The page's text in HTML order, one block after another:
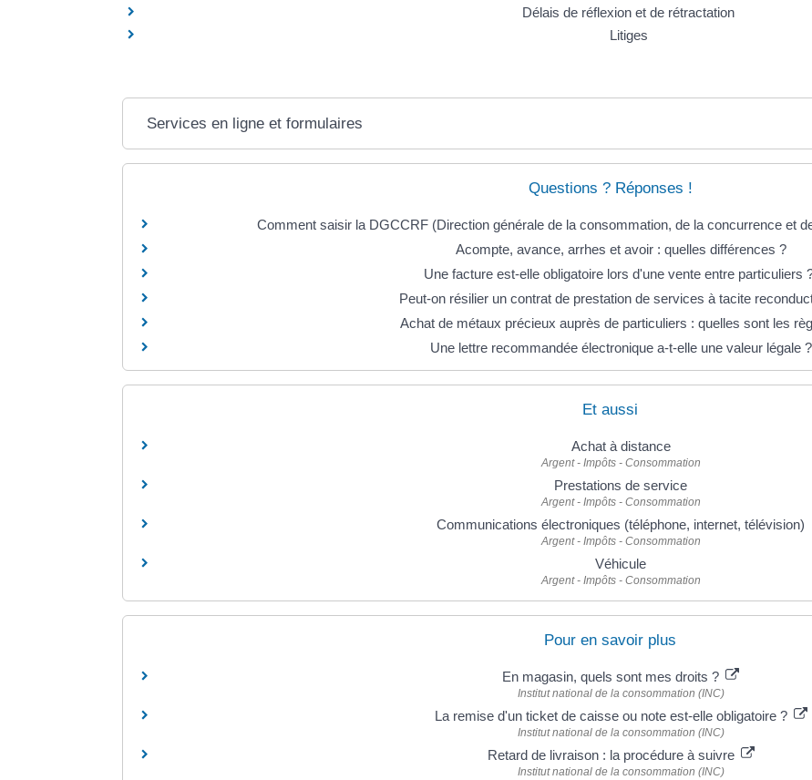
Délais de réflexion et de rétractation
Litiges
Services en ligne et formulaires
Questions ? Réponses !
Comment saisir la DGCCRF (Direction générale de la consommation, de la concurrence et
Acompte, avance, arrhes et avoir : quelles différences ?
Une facture est-elle obligatoire lors d'une vente entre particuliers
Peut-on résilier un contrat de prestation de services à tacite
Achat de métaux précieux auprès de particuliers : quelles sont les
Une lettre recommandée électronique a-t-elle une valeur légale ?
Et aussi
Achat à distance
Argent - Impôts - Consommation
Prestations de service
Argent - Impôts - Consommation
Communications électroniques (téléphone, internet, télévision)
Argent - Impôts - Consommation
Véhicule
Argent - Impôts - Consommation
Pour en savoir plus
En magasin, quels sont mes droits ?
Institut national de la consommation (INC)
La remise d'un ticket de caisse ou note est-elle obligatoire ?
Institut national de la consommation (INC)
Retard de livraison : la procédure à suivre
Institut national de la consommation (INC)